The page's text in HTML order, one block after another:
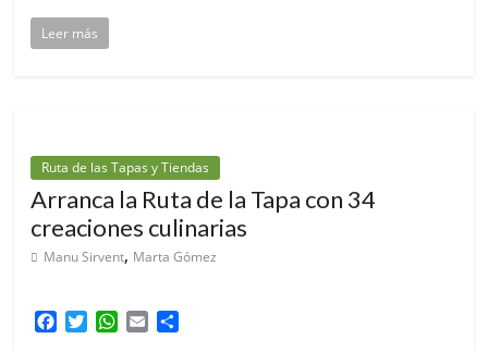
Leer más
Ruta de las Tapas y Tiendas
Arranca la Ruta de la Tapa con 34
creaciones culinarias
Manu Sirvent, Marta Gómez
W